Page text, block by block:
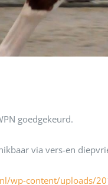
goedgekeurd.
via vers-en
wp-content/uploads/